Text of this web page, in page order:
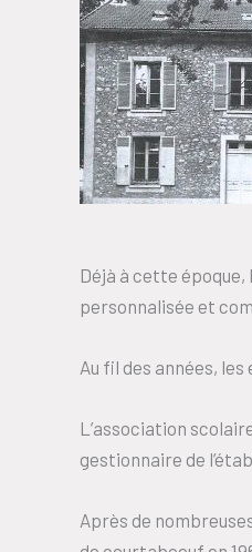
Déjà à cette
personnalisée et
Au fil des années,
L’association
gestionnaire de
Après de